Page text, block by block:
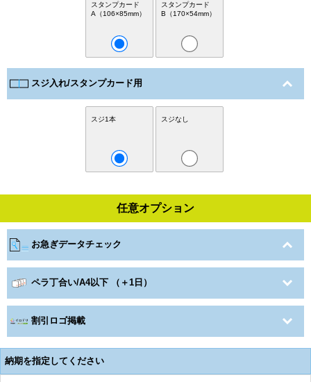
スタンプカード
A（106×85mm）
スタンプカード
B（170×54mm）
スジ入れ/スタンプカード用
スジ1本 スジなし
任意オプション
お急ぎデータチェック
ペラ丁合い/A4以下 （＋1日）
割引ロゴ掲載
納期を指定してください